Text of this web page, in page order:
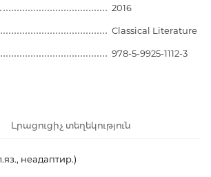
2016
Classical Literature
978-5-9925-1112-3
Լրացուցիչ տեղեկություն
неадаптир.)